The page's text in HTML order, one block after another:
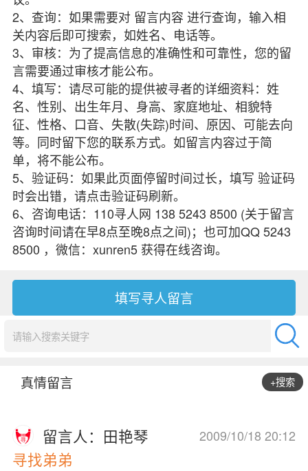
2、查询：如果需要对 留言内容 进行查询，输入相
关内容后即可搜索，如姓名、电话等。
3、审核：为了提高信息的准确性和可靠性，您的留
言需要通过审核才能公布。
4、填写：请尽可能的提供被寻者的详细资料：姓
名、性别、出生年月、身高、家庭地址、相貌特
征、性格、口音、失散(失踪)时间、原因、可能去向
等。同时留下您的联系方式。如留言内容过于简
单，将不能公布。
5、验证码：如果此页面停留时间过长，填写 验证码
时会出错，请点击验证码刷新。
6、咨询电话：110寻人网 138 5243 8500 (关于留言
咨询时间请在早8点至晚8点之间)；也可加QQ 5243
8500 ，微信：xunren5 获得在线咨询。
+搜索
真情留言
2009/10/18 20:12
留言人：田艳琴
寻找弟弟